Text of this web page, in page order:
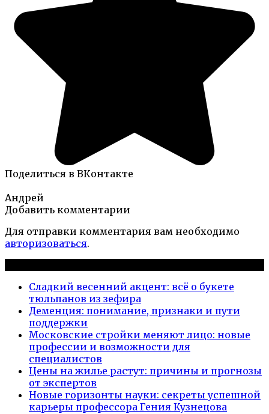
Поделиться в ВКонтакте
Андрей
Добавить комментарии
Для отправки комментария вам необходимо
авторизоваться.
Сладкий весенний акцент: всё о букете
тюльпанов из зефира
Деменция: понимание, признаки и пути
поддержки
Московские стройки меняют лицо: новые
профессии и возможности для
специалистов
Цены на жилье растут: причины и прогнозы
от экспертов
Новые горизонты науки: секреты успешной
карьеры профессора Гения Кузнецова